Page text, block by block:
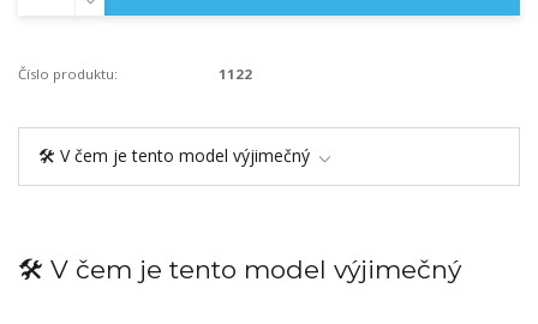
Číslo produktu: 1122
🛠️ V čem je tento model výjimečný
🛠️ V čem je tento model výjimečný